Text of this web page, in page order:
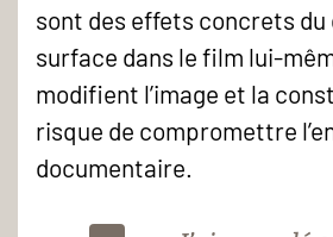
sont des effets concrets du
surface dans le film lui-
modifient l’image et la
risque de compromettre
documentaire.